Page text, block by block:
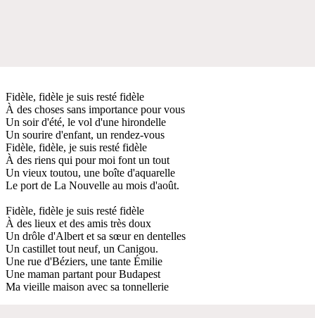
Fidèle, fidèle je suis resté fidèle
À des choses sans importance pour vous
Un soir d'été, le vol d'une hirondelle
Un sourire d'enfant, un rendez-vous
Fidèle, fidèle, je suis resté fidèle
À des riens qui pour moi font un tout
Un vieux toutou, une boîte d'aquarelle
Le port de La Nouvelle au mois d'août.
Fidèle, fidèle je suis resté fidèle
À des lieux et des amis très doux
Un drôle d'Albert et sa sœur en dentelles
Un castillet tout neuf, un Canigou.
Une rue d'Béziers, une tante Émilie
Une maman partant pour Budapest
Ma vieille maison avec sa tonnellerie